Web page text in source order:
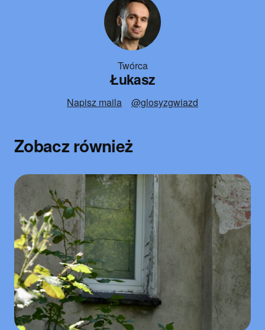
Twórca
Łukasz
Napisz maila @glosyzgwiazd
Zobacz również